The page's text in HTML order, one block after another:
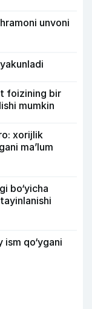
unvoni
foizining bir
mumkin
xorijlik
ma’lum
bo‘yicha
ism qo‘ygani